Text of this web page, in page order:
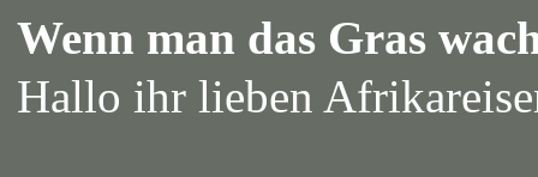
Wenn man das Gras
Hallo ihr lieben